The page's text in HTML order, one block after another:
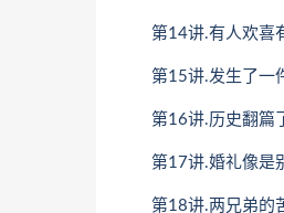
第14讲.有人欢喜
第15讲.发生了一
第16讲.历史翻篇
第17讲.婚礼像是
第18讲.两兄弟的